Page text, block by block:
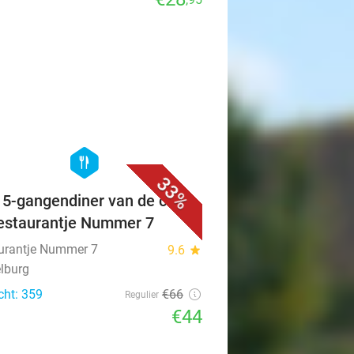
33%
hexagon
food
gangendiner van de chef
Nummer 7
Nummer 7 9.6 star
359
Regulier €66
€44